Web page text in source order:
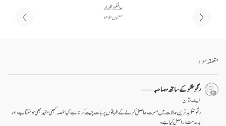
عالمگیر اقدار
مضمون ۳ / ۱۴
متعلقہ مواد
رنگو تلکو کے ساتھ مصاحبہ–––
مَیٹ لِنڈن
رنگو تلکو بد ترین حالات میں مسرت حاصل کرنے کے طریقوں پر بات چیت کرتا ہے، کیا غصہ کبھی مفید بھی ہو سکتا ہے، اور
بدھ مت دراصل کیا ہے۔